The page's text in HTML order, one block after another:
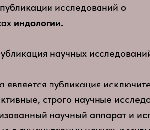
исследований о
индологии.
научных
является публикация
строго научные
научный аппарат и